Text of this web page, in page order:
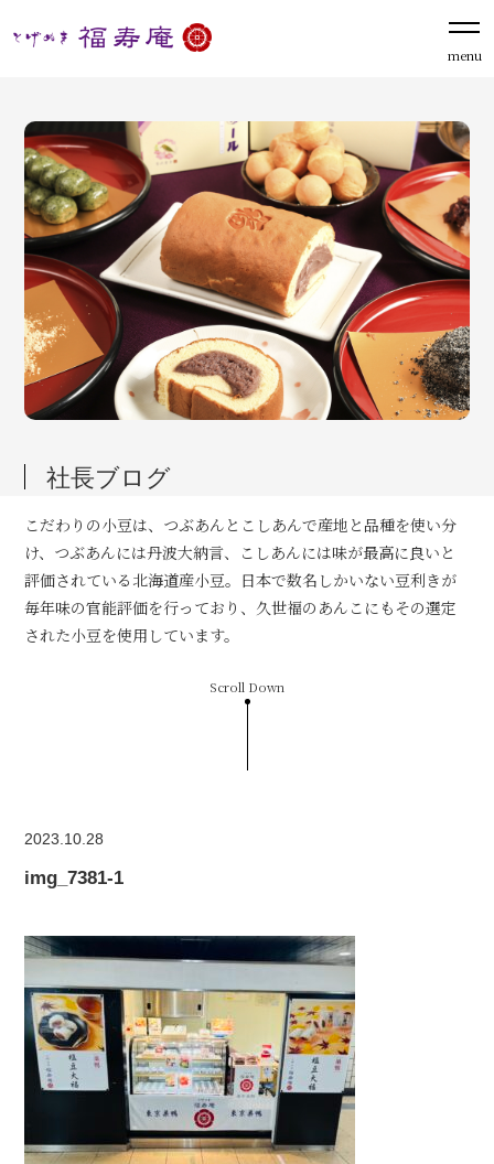
menu
社長ブログ
こだわりの小豆は、つぶあんとこしあんで産地と品種を使い分
け、つぶあんには丹波大納言、こしあんには味が最高に良いと
評価されている北海道産小豆。日本で数名しかいない豆利きが
毎年味の官能評価を行っており、久世福のあんこにもその選定
された小豆を使用しています。
Scroll Down
2023.10.28
img_7381-1